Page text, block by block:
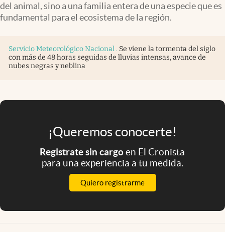
Clase
Mundial 2026
Eventos Corporativos
Mediakit
abre en nueva pestaña
Argentina
del animal, sino a una familia entera de una especie que es
fundamental para el ecosistema de la región.
Servicio Meteorológico Nacional. Se viene la tormenta del siglo
con más de 48 horas seguidas de lluvias intensas, avance de
nubes negras y neblina
¡Queremos conocerte!
Registrate sin cargoen El Cronista
para una experiencia a tu medida.
Quiero registrarme